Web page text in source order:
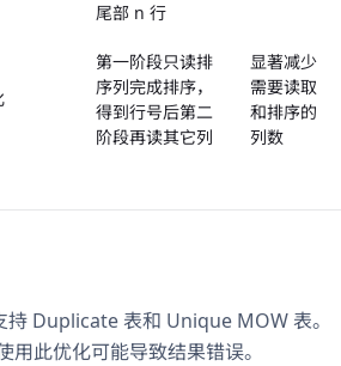
尾部 n 行
第一阶段只读排
序列完成排序，
得到行号后第二
阶段再读其它列
显著减少
需要读取
和排序的
列数
持 Duplicate 表和 Unique MOW 表。
此优化可能导致结果错误。